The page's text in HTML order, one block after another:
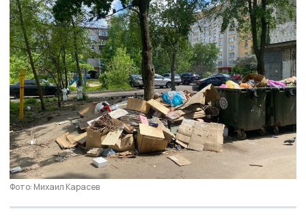
Фото: Михаил Карасев